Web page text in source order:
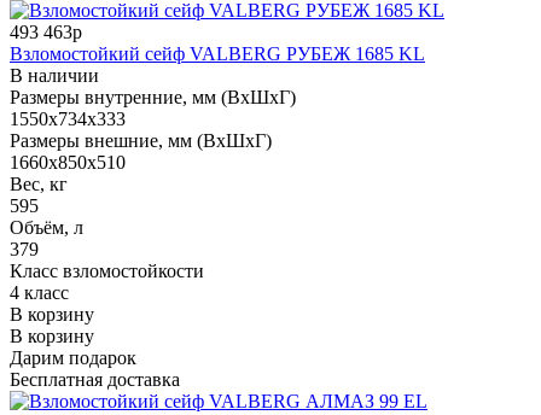
493 463р
Взломостойкий сейф VALBERG РУБЕЖ 1685 KL
В наличии
Размеры внутренние, мм (ВхШхГ)
1550x734x333
Размеры внешние, мм (ВхШхГ)
1660x850x510
Вес, кг
595
Объём, л
379
Класс взломостойкости
4 класс
В корзину
В корзину
Дарим подарок
Бесплатная доставка